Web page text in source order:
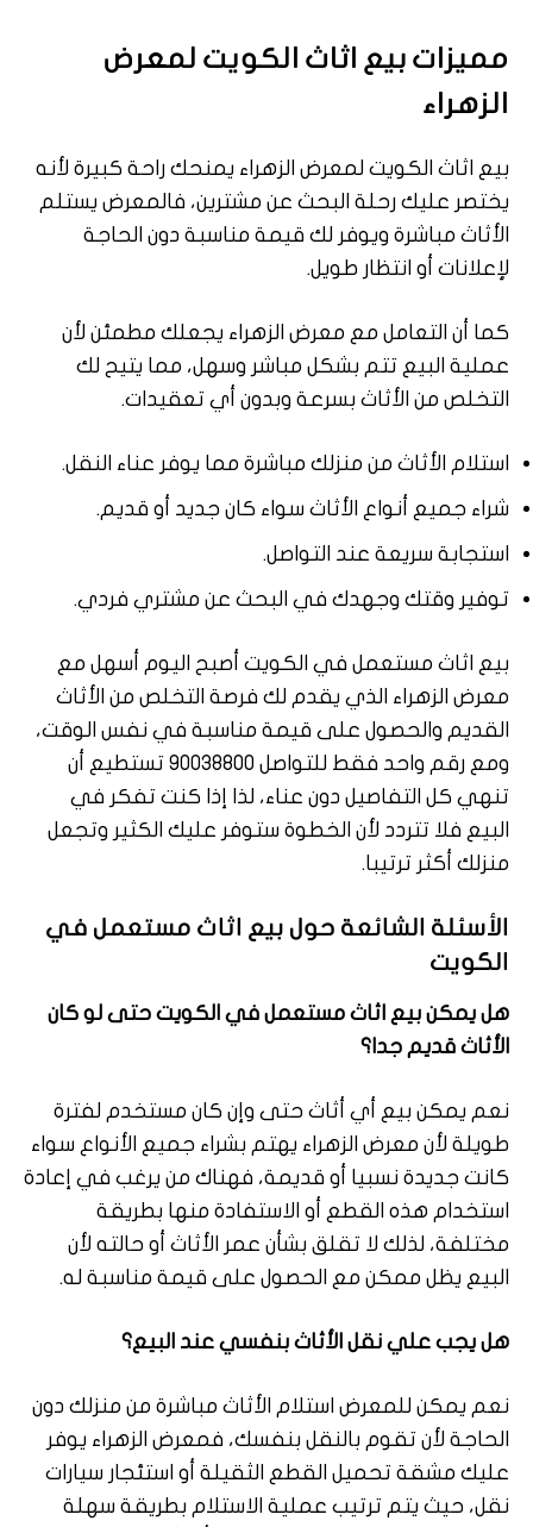
مميزات بيع اثاث الكويت لمعرض
الزهراء
بيع اثاث الكويت لمعرض الزهراء يمنحك راحة كبيرة لأنه
يختصر عليك رحلة البحث عن مشترين، فالمعرض يستلم
الأثاث مباشرة ويوفر لك قيمة مناسبة دون الحاجة
لإعلانات أو انتظار طويل.
كما أن التعامل مع معرض الزهراء يجعلك مطمئن لأن
عملية البيع تتم بشكل مباشر وسهل، مما يتيح لك
التخلص من الأثاث بسرعة وبدون أي تعقيدات.
استلام الأثاث من منزلك مباشرة مما يوفر عناء النقل.
شراء جميع أنواع الأثاث سواء كان جديد أو قديم.
استجابة سريعة عند التواصل.
توفير وقتك وجهدك في البحث عن مشتري فردي.
بيع اثاث مستعمل في الكويت أصبح اليوم أسهل مع
معرض الزهراء الذي يقدم لك فرصة التخلص من الأثاث
القديم والحصول على قيمة مناسبة في نفس الوقت،
ومع رقم واحد فقط للتواصل 90038800 تستطيع أن
تنهي كل التفاصيل دون عناء، لذا إذا كنت تفكر في
البيع فلا تتردد لأن الخطوة ستوفر عليك الكثير وتجعل
منزلك أكثر ترتيبا.
الأسئلة الشائعة حول بيع اثاث مستعمل في
الكويت
هل يمكن بيع اثاث مستعمل في الكويت حتى لو كان
الأثاث قديم جدا؟
نعم يمكن بيع أي أثاث حتى وإن كان مستخدم لفترة
طويلة لأن معرض الزهراء يهتم بشراء جميع الأنواع سواء
كانت جديدة نسبيا أو قديمة، فهناك من يرغب في إعادة
استخدام هذه القطع أو الاستفادة منها بطريقة
مختلفة، لذلك لا تقلق بشأن عمر الأثاث أو حالته لأن
البيع يظل ممكن مع الحصول على قيمة مناسبة له.
هل يجب علي نقل الأثاث بنفسي عند البيع؟
نعم يمكن للمعرض استلام الأثاث مباشرة من منزلك دون
الحاجة لأن تقوم بالنقل بنفسك، فمعرض الزهراء يوفر
عليك مشقة تحميل القطع الثقيلة أو استئجار سيارات
نقل، حيث يتم ترتيب عملية الاستلام بطريقة سهلة